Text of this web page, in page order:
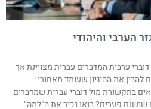
הערבי והיהודי
ערבית המדברים עברית מצויינת אך
את ההיגיון שעומד מאחורי
בתקשורת מול דוברי עברית שמדברים
שישנם פערים? בואו נכיר את ה"למה"